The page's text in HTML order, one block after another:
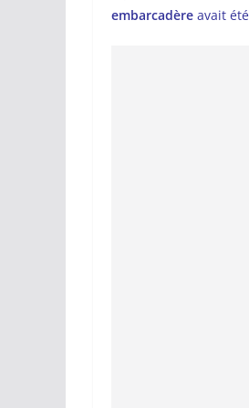
embarcadère avait